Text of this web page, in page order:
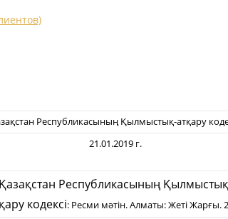
Республикасының Қылмыстық-атқару
21.01.2019 г.
Қазақстан Республикасының
кодексi: Ресми мәтін. Алматы: Жеті Жарғы.